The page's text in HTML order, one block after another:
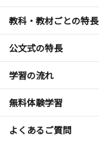
教科・教材ごとの特長
公文式の特長
学習の流れ
無料体験学習
よくあるご質問